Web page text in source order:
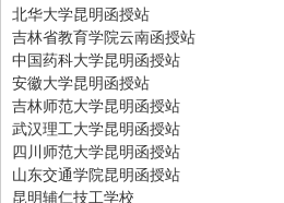
北华大学昆明函授站
吉林省教育学院云南函授站
中国药科大学昆明函授站
安徽大学昆明函授站
吉林师范大学昆明函授站
武汉理工大学昆明函授站
四川师范大学昆明函授站
山东交通学院昆明函授站
昆明辅仁技工学校